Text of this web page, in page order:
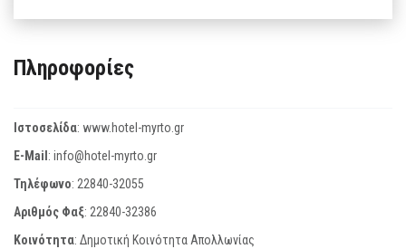
Πληροφορίες
Ιστοσελίδα: www.hotel-myrto.gr
E-Mail: info@hotel-myrto.gr
Τηλέφωνο: 22840-32055
Αριθμός Φαξ: 22840-32386
Κοινότητα: Δημοτική Κοινότητα Απολλωνίας